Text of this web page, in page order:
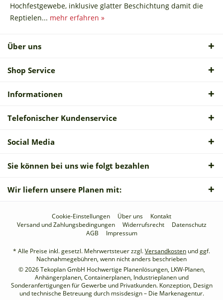
Hochfestgewebe, inklusive glatter Beschichtung damit die
Reptielen... mehr erfahren »
Über uns
Shop Service
Informationen
Telefonischer Kundenservice
Social Media
Sie können bei uns wie folgt bezahlen
Wir liefern unsere Planen mit:
Cookie-Einstellungen Über uns
Kontakt
Versand und Zahlungsbedingungen
Widerrufsrecht
Datenschutz
AGB
Impressum
* Alle Preise inkl. gesetzl. Mehrwertsteuer zzgl.Versandkosten und ggf.
Nachnahmegebühren, wenn nicht anders beschrieben
© 2026 Tekoplan GmbH Hochwertige Planenlösungen, LKW-Planen,
Anhängerplanen, Containerplanen, Industrieplanen und
Sonderanfertigungen für Gewerbe und Privatkunden. Konzeption, Design
und technische Betreuung durch msisdesign – Die Markenagentur.